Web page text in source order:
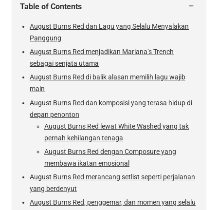
Table of Contents −
August Burns Red dan Lagu yang Selalu Menyalakan
Panggung
August Burns Red menjadikan Mariana’s Trench
sebagai senjata utama
August Burns Red di balik alasan memilih lagu wajib
main
August Burns Red dan komposisi yang terasa hidup di
depan penonton
August Burns Red lewat White Washed yang tak
pernah kehilangan tenaga
August Burns Red dengan Composure yang
membawa ikatan emosional
August Burns Red merancang setlist seperti perjalanan
yang berdenyut
August Burns Red, penggemar, dan momen yang selalu